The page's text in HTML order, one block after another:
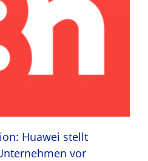
Huawei stellt
vor